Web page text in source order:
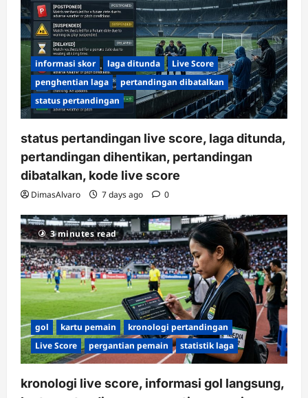
informasi skor laga ditunda
Live Score
penghentian laga
pertandingan dibatalkan
status pertandingan
status pertandingan live score, laga ditunda,
pertandingan dihentikan, pertandingan
dibatalkan, kode live score
DimasAlvaro 7 days ago 0
3 minutes read
gol kartu pemain
kronologi pertandingan
Live Score
pergantian pemain statistik laga
kronologi live score, informasi gol langsung,